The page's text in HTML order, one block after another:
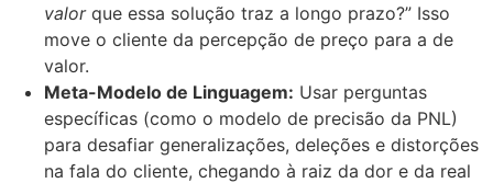
valorque essa solução traz a longo prazo?” Isso
move o cliente da percepção de preço para a de
valor.
Meta-Modelo de Linguagem: Usar perguntas
específicas (como o modelo de precisão da PNL)
para desafiar generalizações, deleções e distorções
na fala do cliente, chegando à raiz da dor e da real